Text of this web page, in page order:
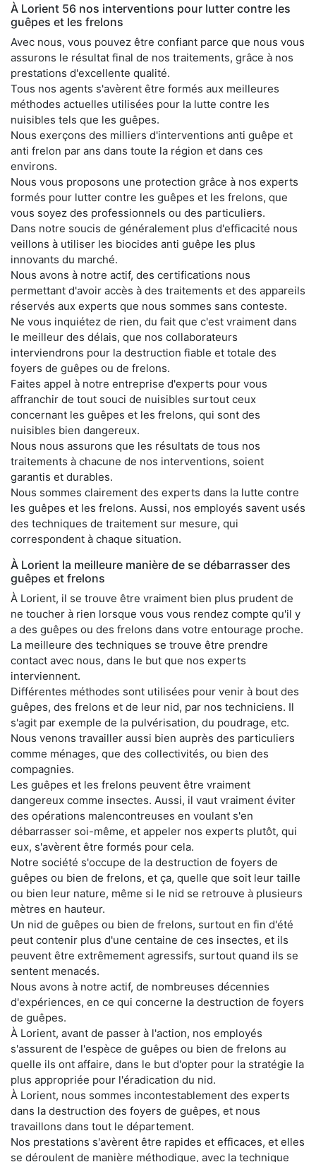
À Lorient 56 nos interventions pour lutter contre les
guêpes et les frelons
Avec nous, vous pouvez être confiant parce que nous vous
assurons le résultat final de nos traitements, grâce à nos
prestations d'excellente qualité.
Tous nos agents s'avèrent être formés aux meilleures
méthodes actuelles utilisées pour la lutte contre les
nuisibles tels que les guêpes.
Nous exerçons des milliers d'interventions anti guêpe et
anti frelon par ans dans toute la région et dans ces
environs.
Nous vous proposons une protection grâce à nos experts
formés pour lutter contre les guêpes et les frelons, que
vous soyez des professionnels ou des particuliers.
Dans notre soucis de généralement plus d'efficacité nous
veillons à utiliser les biocides anti guêpe les plus
innovants du marché.
Nous avons à notre actif, des certifications nous
permettant d'avoir accès à des traitements et des appareils
réservés aux experts que nous sommes sans conteste.
Ne vous inquiétez de rien, du fait que c'est vraiment dans
le meilleur des délais, que nos collaborateurs
interviendrons pour la destruction fiable et totale des
foyers de guêpes ou de frelons.
Faites appel à notre entreprise d'experts pour vous
affranchir de tout souci de nuisibles surtout ceux
concernant les guêpes et les frelons, qui sont des
nuisibles bien dangereux.
Nous nous assurons que les résultats de tous nos
traitements à chacune de nos interventions, soient
garantis et durables.
Nous sommes clairement des experts dans la lutte contre
les guêpes et les frelons. Aussi, nos employés savent usés
des techniques de traitement sur mesure, qui
correspondent à chaque situation.
À Lorient la meilleure manière de se débarrasser des
guêpes et frelons
À Lorient, il se trouve être vraiment bien plus prudent de
ne toucher à rien lorsque vous vous rendez compte qu'il y
a des guêpes ou des frelons dans votre entourage proche.
La meilleure des techniques se trouve être prendre
contact avec nous, dans le but que nos experts
interviennent.
Différentes méthodes sont utilisées pour venir à bout des
guêpes, des frelons et de leur nid, par nos techniciens. Il
s'agit par exemple de la pulvérisation, du poudrage, etc.
Nous venons travailler aussi bien auprès des particuliers
comme ménages, que des collectivités, ou bien des
compagnies.
Les guêpes et les frelons peuvent être vraiment
dangereux comme insectes. Aussi, il vaut vraiment éviter
des opérations malencontreuses en voulant s'en
débarrasser soi-même, et appeler nos experts plutôt, qui
eux, s'avèrent être formés pour cela.
Notre société s'occupe de la destruction de foyers de
guêpes ou bien de frelons, et ça, quelle que soit leur taille
ou bien leur nature, même si le nid se retrouve à plusieurs
mètres en hauteur.
Un nid de guêpes ou bien de frelons, surtout en fin d'été
peut contenir plus d'une centaine de ces insectes, et ils
peuvent être extrêmement agressifs, surtout quand ils se
sentent menacés.
Nous avons à notre actif, de nombreuses décennies
d'expériences, en ce qui concerne la destruction de foyers
de guêpes.
À Lorient, avant de passer à l'action, nos employés
s'assurent de l'espèce de guêpes ou bien de frelons au
quelle ils ont affaire, dans le but d'opter pour la stratégie la
plus appropriée pour l'éradication du nid.
À Lorient, nous sommes incontestablement des experts
dans la destruction des foyers de guêpes, et nous
travaillons dans tout le département.
Nos prestations s'avèrent être rapides et efficaces, et elles
se déroulent de manière méthodique, avec la technique